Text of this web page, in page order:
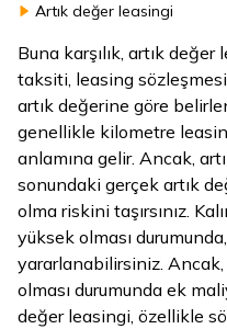
Artık değer leasingi
Buna karşılık, artık
taksiti, leasing
artık değerine göre
genellikle kilometre
anlamına gelir. Ancak,
sonundaki gerçek artık
olma riskini taşırsınız.
yüksek olması
yararlanabilirsiniz. Ancak,
olması durumunda ek
değer leasingi, özellikle